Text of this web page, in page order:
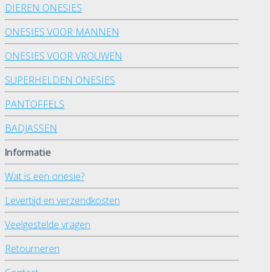
DIEREN ONESIES
ONESIES VOOR MANNEN
ONESIES VOOR VROUWEN
SUPERHELDEN ONESIES
PANTOFFELS
BADJASSEN
Informatie
Wat is een onesie?
Levertijd en verzendkosten
Veelgestelde vragen
Retourneren